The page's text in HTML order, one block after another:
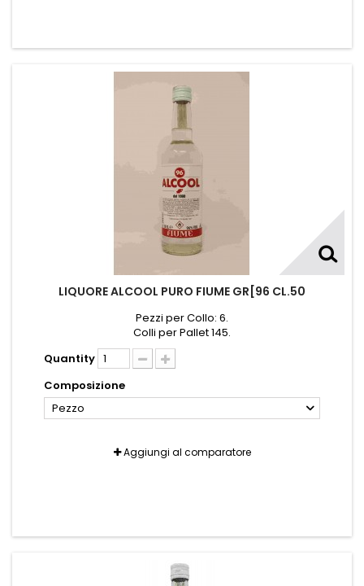
LIQUORE ALCOOL PURO FIUME GR[96 CL.50
Pezzi per Collo: 6.
Colli per Pallet 145.
Quantity
Composizione
Pezzo
Aggiungi al comparatore